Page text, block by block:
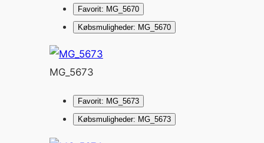
Favorit: MG_5670
Købsmuligheder: MG_5670
MG_5673
Favorit: MG_5673
Købsmuligheder: MG_5673